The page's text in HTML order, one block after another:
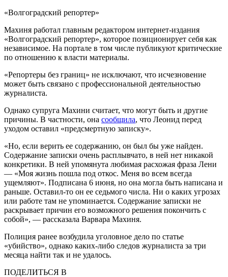
«Волгоградский репортер»
Махиня работал главным редактором интернет-издания
«Волгоградский репортер», которое позиционирует себя как
независимое. На портале в том числе публикуют критические
по отношению к власти материалы.
«Репортеры без границ» не исключают, что исчезновение
может быть связано с профессиональной деятельностью
журналиста.
Однако супруга Махини считает, что могут быть и другие
причины. В частности, она сообщила, что Леонид перед
уходом оставил «предсмертную записку».
«Но, если верить ее содержанию, он был бы уже найден.
Содержание записки очень расплывчато, в ней нет никакой
конкретики. В ней упомянута любимая расхожая фраза Лени
— «Моя жизнь пошла под откос. Меня во всем всегда
ущемляют». Подписана 6 июня, но она могла быть написана и
раньше. Оставил-то он ее седьмого числа. Ни о каких угрозах
или работе там не упоминается. Содержание записки не
раскрывает причин его возможного решения покончить с
собой», — рассказала Варвара Махиня.
Полиция ранее возбудила уголовное дело по статье
«убийство», однако каких-либо следов журналиста за три
месяца найти так и не удалось.
ПОДЕЛИТЬСЯ В